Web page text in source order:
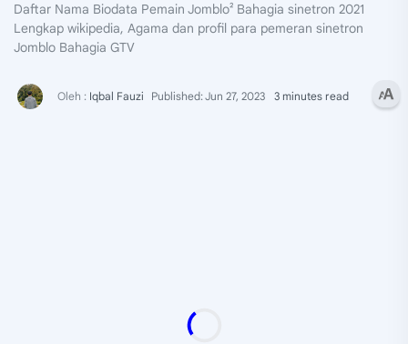
Daftar Nama Biodata Pemain Jomblo² Bahagia sinetron 2021
Lengkap wikipedia, Agama dan profil para pemeran sinetron
Jomblo Bahagia GTV
3 minutes read